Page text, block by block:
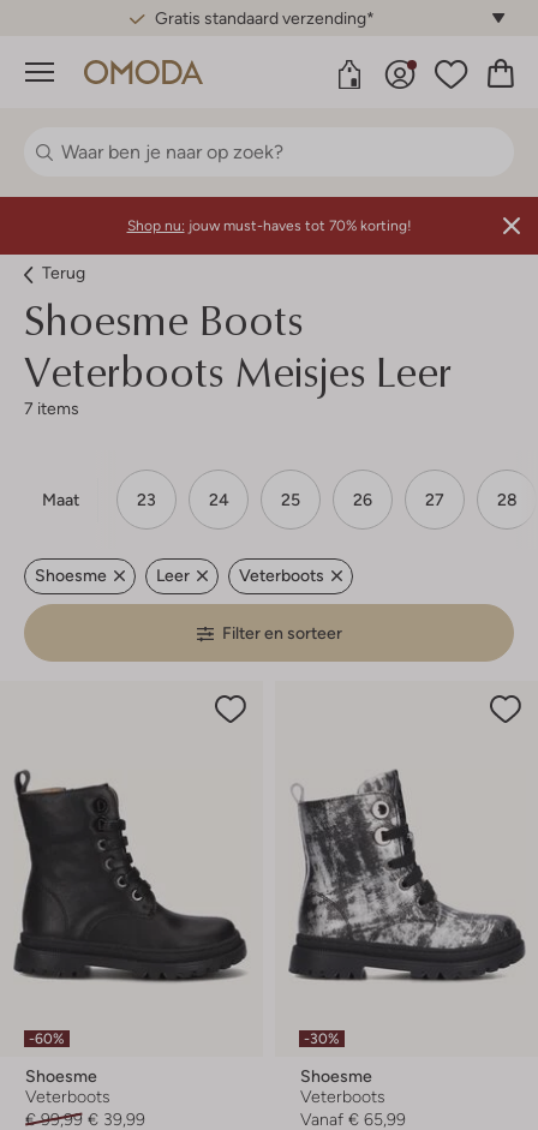
Gratis standaard verzending*
Menu
Shop nu: jouw must-haves tot 70% korting!
Terug
Shoesme Boots
Veterboots Meisjes Leer
7 items
Maat 23 24 25 26 27 28
Shoesme Leer Veterboots
Filter en sorteer
-60%
Shoesme
Veterboots
€ 99,99 € 39,99
-30%
Shoesme
Veterboots
Vanaf € 65,99